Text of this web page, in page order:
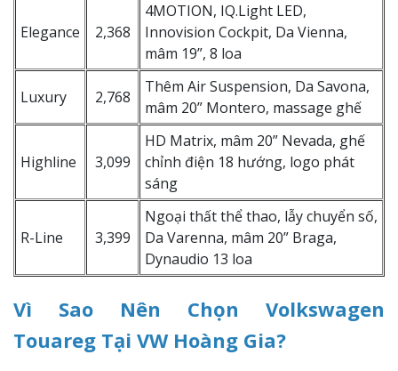
Elegance 2,368
4MOTION, IQ.Light LED,
Innovision Cockpit, Da Vienna,
mâm 19”, 8 loa
Luxury 2,768
Thêm Air Suspension, Da Savona,
mâm 20” Montero, massage ghế
Highline 3,099
HD Matrix, mâm 20” Nevada, ghế
chỉnh điện 18 hướng, logo phát
sáng
R-Line 3,399
Ngoại thất thể thao, lẫy chuyển số,
Da Varenna, mâm 20” Braga,
Dynaudio 13 loa
Vì Sao Nên Chọn Volkswagen
Touareg Tại VW Hoàng Gia?